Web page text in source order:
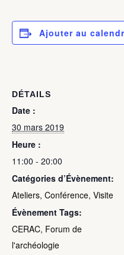
Ajouter au
DÉTAILS
Date :
30 mars 2019
Heure :
11:00 - 20:00
Catégories d’Évènement:
Ateliers, Conférence, Visite
Évènement Tags:
CERAC, Forum de
l'archéologie